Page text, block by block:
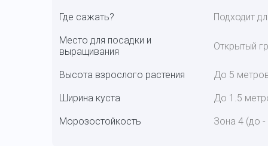
Где сажать? Подходит
Место для посадки и
выращивания
Открытый
Высота взрослого растения До 5
Ширина куста До 1.5
Морозостойкость Зона 4 (до -